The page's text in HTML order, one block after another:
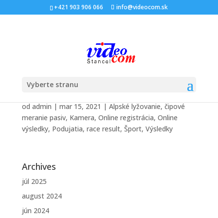
+421 903 906 066 info@videocom.sk
Vyberte stranu
od admin | mar 15, 2021 | Alpské lyžovanie, čipové
meranie pasiv, Kamera, Online registrácia, Online
výsledky, Podujatia, race result, Šport, Výsledky
Archives
júl 2025
august 2024
jún 2024